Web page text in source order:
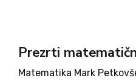
Prezrti
Matematika Mark